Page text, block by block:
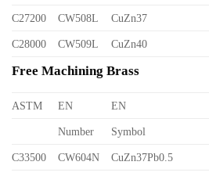
C27200 CW508L CuZn37
C28000 CW509L CuZn40
Free Machining Brass
ASTM EN EN
Number Symbol
C33500 CW604N CuZn37Pb0.5